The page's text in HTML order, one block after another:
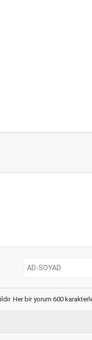
Her bir yorum 600 karakterle